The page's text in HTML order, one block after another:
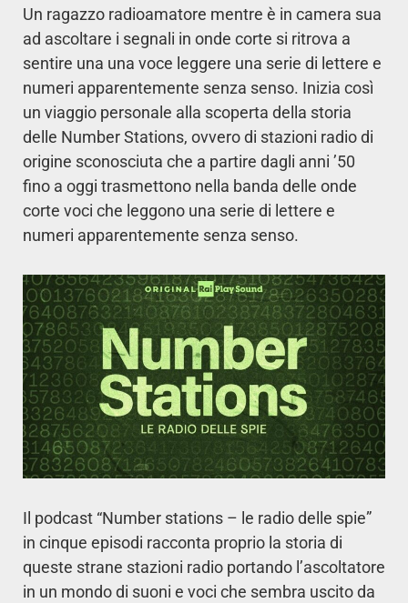
Un ragazzo radioamatore mentre è in camera sua
ad ascoltare i segnali in onde corte si ritrova a
sentire una una voce leggere una serie di lettere e
numeri apparentemente senza senso. Inizia così
un viaggio personale alla scoperta della storia
delle Number Stations, ovvero di stazioni radio di
origine sconosciuta che a partire dagli anni ’50
fino a oggi trasmettono nella banda delle onde
corte voci che leggono una serie di lettere e
numeri apparentemente senza senso.
Il podcast “Number stations – le radio delle spie”
in cinque episodi racconta proprio la storia di
queste strane stazioni radio portando l’ascoltatore
in un mondo di suoni e voci che sembra uscito da